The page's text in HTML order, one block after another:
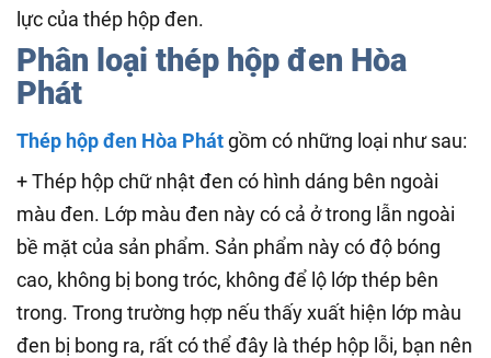
lực của thép hộp đen.
Phân loại thép hộp đen Hòa
Phát
Thép hộp đen Hòa Phátgồm có những loại như sau:
+ Thép hộp chữ nhật đen có hình dáng bên ngoài
màu đen. Lớp màu đen này có cả ở trong lẫn ngoài
bề mặt của sản phẩm. Sản phẩm này có độ bóng
cao, không bị bong tróc, không để lộ lớp thép bên
trong. Trong trường hợp nếu thấy xuất hiện lớp màu
đen bị bong ra, rất có thể đây là thép hộp lỗi, bạn nên